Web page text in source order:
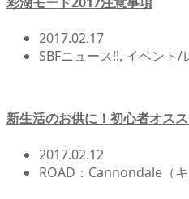
2017.02.17
SBFニュース!!, イベント/
新生活のお供に！初心者オス
2017.02.12
ROAD：Cannondale（キ